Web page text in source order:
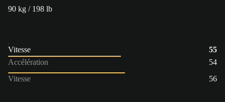
90 kg / 198 lb
Vitesse
55
Accélération
54
Vitesse
56